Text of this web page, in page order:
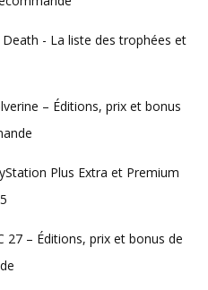
Death - La liste des trophées et
– Éditions, prix et bonus
Plus Extra et Premium
27 – Éditions, prix et bonus de